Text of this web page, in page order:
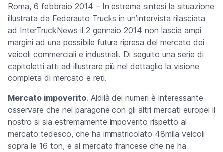
Roma, 6 febbraio 2014 – In estrema sintesi la situazione
illustrata da Federauto Trucks in un’intervista rilasciata
ad InterTruckNews il 2 gennaio 2014 non lascia ampi
margini ad una possibile futura ripresa del mercato dei
veicoli commerciali e industriali. Di seguito una serie di
capitoletti atti ad illustrare più nel dettaglio la visione
completa di mercato e reti.
Mercato impoverito. Aldilà dei numeri è interessante
osservare che nel paragone con gli altri mercati europei il
nostro si sia estremamente impoverito rispetto al
mercato tedesco, che ha immatricolato 48mila veicoli
sopra le 16 ton, e al mercato francese che ne ha